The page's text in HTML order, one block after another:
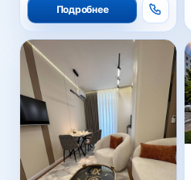
Подробнее